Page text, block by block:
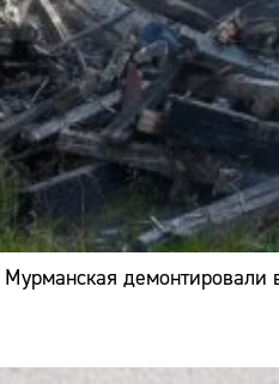
демонтировали